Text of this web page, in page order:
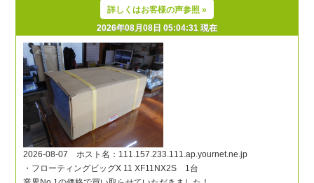
詳しくはお客様の声参照 »
2026年08月08日 05:04:31 現在